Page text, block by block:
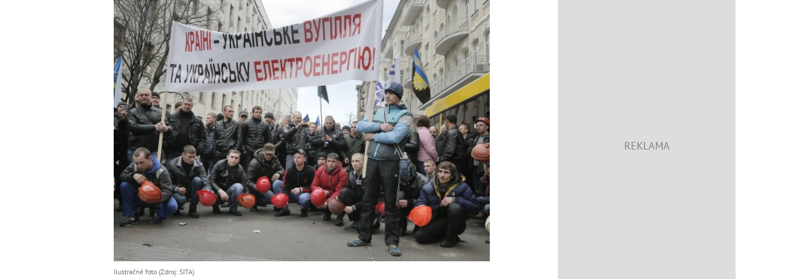
Ilustračné foto (Zdroj: SITA)